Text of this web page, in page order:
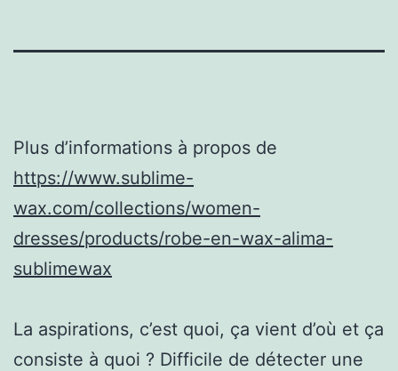
Plus d’informations à propos de
https://www.sublime-
wax.com/collections/women-
dresses/products/robe-en-wax-alima-
sublimewax
La aspirations, c’est quoi, ça vient d’où et ça
consiste à quoi ? Difficile de détecter une